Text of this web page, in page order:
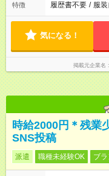
特徴 履歴書不要 / 服
気になる！
掲載元企業名
時給2000円＊残業
SNS投稿
派遣 職種未経験OK ブ